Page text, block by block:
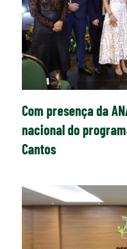
Com presença da
nacional do
Cantos